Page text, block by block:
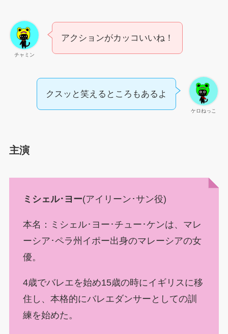
チャミン
アクションがカッコいいね！
ケロねっこ
クスッと笑えるところもあるよ
主演
ミシェル･ヨー(アイリーン･サン役)
本名：ミシェル･ヨー･チュー･ケンは、マレ
ーシア･ペラ州イポー出身のマレーシアの女
優。
4歳でバレエを始め15歳の時にイギリスに移
住し、本格的にバレエダンサーとしての訓
練を始めた。